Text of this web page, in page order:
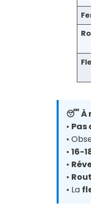
😴 À
• Pas
•
• 16-
•
•
• La